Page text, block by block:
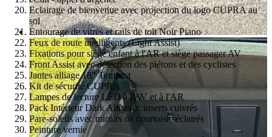
Eclairage de bienvenue avec projection du logo CUPRA au
sol
Entourage de vitres et rails de toit Noir Piano
Feux de route intelligents (Light Assist)
Fixations pour siège enfant à l'AR et siège passager AV
Front Assist avec détection des piétons et des cyclistes
Jantes alliage 18" Tempest
Kit de sécurité CUPRA
Lampes de lecture LED à l'AV et à l'AR
Pack Intérieur Dark Alu avec inserts cuivrés
Pare-soleils avec miroirs de courtoisie éclairés
Peinture vernie